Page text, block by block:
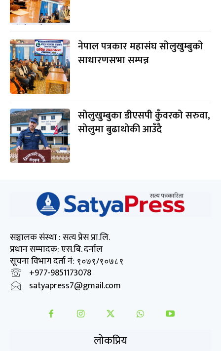
नेपाल पत्रकार महासंघ सोलुखुम्बुको
साधारणसभा सम्पन्न
सोलुखुम्बुका डीएसपी कुँवरको सरुवा,
सोलुमा बुढाथोकी आउँदै
सञ्चालक संस्था : सत्य प्रेस प्रा.लि.
प्रधान सम्पादक: एस.बि. दर्नाल
सूचना विभाग दर्ता नं: ९०७९/९०७८९
+977-9851173078
satyapress7@gmail.com
लोकप्रिय